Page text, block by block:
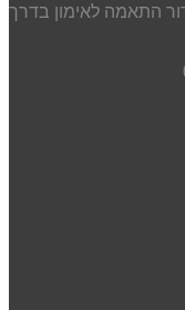
התאמה לאימון בדרך